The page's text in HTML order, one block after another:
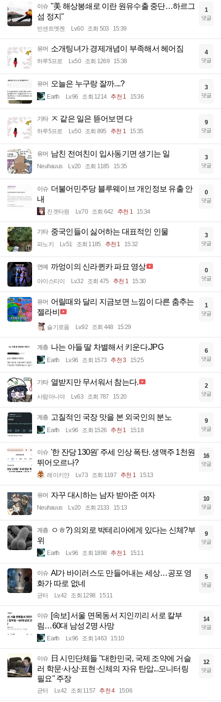
이슈 "美 해상봉쇄로 이란 원유수출 중단…하르그
섬 정지"
빈센트멧젠 Lv.60 조회 503 15:39
1
댓글
유머 소개팅녀가 경제개념이 부족해서 헤어짐
하루5프로 Lv.50 조회 1269 15:38
4
댓글
유머 오늘은 누구랑 잘까....?
Earth Lv.96 조회 1214 추천 1 15:36
3
댓글
기타 ㅈ 같은 일은 뜯어보면 다
하루5프로 Lv.50 조회 895 추천 1 15:35
9
댓글
유머 남친 전여친이 입사동기면 생기는 일
Neuhauus Lv.20 조회 1185 15:35
3
댓글
이슈 더불어민주당 블루웨이브 개인정보 유출 안
내
진겟타원 Lv.70 조회 642 추천 1 15:34
0
댓글
기타 중국인들이 싫어하는 대표적인 인물
파노키 Lv.51 조회 1185 추천 1 15:32
3
댓글
연예 까엉이의 신라퀸카 파묘 영상
아이스티이 Lv.32 조회 475 추천 1 15:30
0
댓글
유머 어릴때와 달리 지금보면 느낌이 다른 춤추는
젤라비
슬기로움 Lv.92 조회 448 15:29
1
댓글
계층 나는 아들 딸 차별해서 키운다.JPG
Earth Lv.96 조회 1573 추천 3 15:25
6
댓글
기타 열받지만 무서워서 참는다.
사람아니야 Lv.63 조회 787 15:20
2
댓글
계층 고질적인 국장 맛을 본 외국인의 분노
Earth Lv.96 조회 1526 추천 1 15:18
9
댓글
이슈 '한 잔당 130원' 주세 인상 폭탄. 생맥주 1천원
뛰어오르나?
레이키얀 Lv.73 조회 1197 추천 1 15:13
16
댓글
유머 자꾸 대시하는 남자 받아준 여자
Neuhauus Lv.20 조회 2133 15:13
10
댓글
계층
ㅇㅎ?) 의외로 박테리아에게 있다는 신체?부
위
Earth Lv.96 조회 1898 추천 1 15:11
9
댓글
이슈 AI가 바이러스도 만들어내는 세상…공포 영
화가 따로 없네
균터 Lv.42 조회 1298 15:11
5
댓글
이슈 [속보] 서울 면목동서 지인끼리 서로 칼부
림…60대 남성 2명 사망
Earth Lv.96 조회 1463 15:10
14
댓글
이슈
日 시민단체들 "대한민국, 국제 조약에 거슬
러 학문·사상·표현·신체의 자유 탄압...모니터링
필요" 주장
균터 Lv.42 조회 1157 추천 4 15:06
12
댓글